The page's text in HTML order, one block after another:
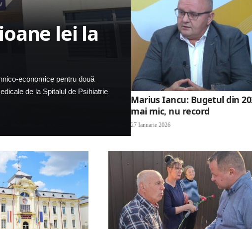
lei la
economice pentru două
de la Spitalul de Psihiatrie
Marius Iancu: Bugetul din
mai mic, nu record
27 Ianuarie 2026